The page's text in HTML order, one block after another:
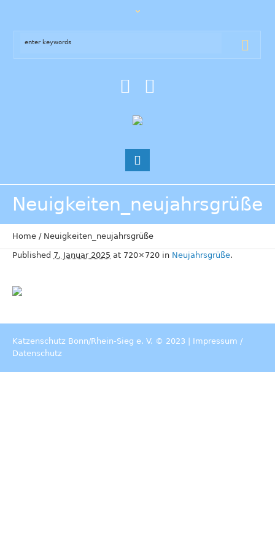
Neuigkeiten_neujahrsgrüße
Home / Neuigkeiten_neujahrsgrüße
Published 7. Januar 2025 at 720×720 in Neujahrsgrüße.
Katzenschutz Bonn/Rhein-Sieg e. V. © 2023 | Impressum /
Datenschutz